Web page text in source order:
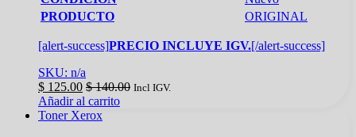
PRODUCTO
ORIGINAL
[alert-success]PRECIO INCLUYE IGV.[/alert-success]
SKU: n/a
$ 125.00 $140.00 Incl IGV.
Añadir al carrito
Toner Xerox